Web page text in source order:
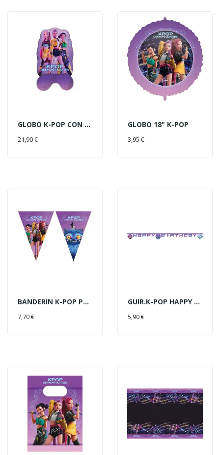
GLOBO K-POP CON BASE 73X103C
21,90 €
GLOBO 18" K-POP
3,95 €
BANDERIN K-POP PAPEL
7,70 €
GUIR.K-POP HAPPY BDAY
5,90 €